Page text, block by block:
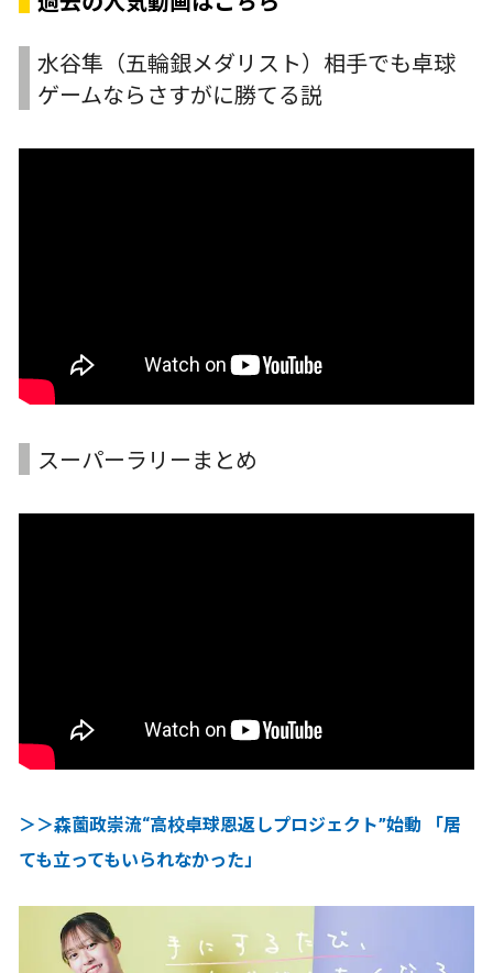
水谷隼（五輪銀メダリスト）相手でも卓球
ゲームならさすがに勝てる説
スーパーラリーまとめ
＞＞森薗政崇流“高校卓球恩返しプロジェクト”始動 「居
ても立ってもいられなかった」